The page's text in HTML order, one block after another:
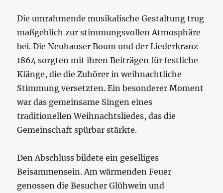
Die umrahmende musikalische Gestaltung trug
maßgeblich zur stimmungsvollen Atmosphäre
bei. Die Neuhauser Boum und der Liederkranz
1864 sorgten mit ihren Beiträgen für festliche
Klänge, die die Zuhörer in weihnachtliche
Stimmung versetzten. Ein besonderer Moment
war das gemeinsame Singen eines
traditionellen Weihnachtsliedes, das die
Gemeinschaft spürbar stärkte.
Den Abschluss bildete ein geselliges
Beisammensein. Am wärmenden Feuer
genossen die Besucher Glühwein und